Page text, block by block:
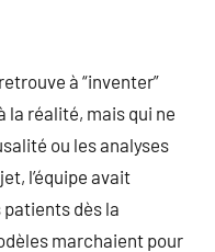
à “inventer”
la réalité, mais qui ne
ou les analyses
l’équipe avait
dès la
marchaient pour